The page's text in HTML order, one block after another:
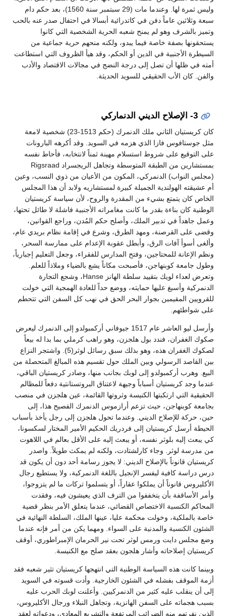
وليس ثمرة لها. وعندما مات (29 سبتمبر سنة 1560)، بعد حكم دام
سبعة وثلاثين عاماً دفن في كاتدرائية أبسالا في احتفال صدر عنه بالحب
وتميز بالشرف وهو لم يمنح شعبه الحرية الشخصية التي كانوا
يستحقونها بصفة خاصة فيما يبدو، ولكنه منحهم حرية جماعية من
السيطرة الأجنبية في الدين أو الحكم، وقد هيأ الظروف التي استطاعت
أمته في ظلها أن تصل إلى درجة النضج في مجالات الاقتصاد والأدب
والفن. كان الأب الحقيقي للسويد الحديثة.
3- الإصلاح الديني الدنماركي
كان كريستيان الثاني ملك الدنمرك (حكم 1513-23) شخصية لامعة
مثل جوستافوس فازا الذي هزمه في السويد. وقد أكرهه البارونات
على التوقيع على شروط استسلام مهينة ثمناً لانتخابه، فأحاط نفسه
بمستشارين من الطبقة المتوسطة وتجاهل الريجسراد Rigsraad
(مجلس النواب) الدنمركي، المكون من الأعيان من ذوي النسب، وعين
أم عشيقته الهولندية الجميلة كبيرة لمستشاريه ولابد أن هذا المجلس
الخاص كان يتمتع بشيء من المقدرة والروح، لأن سياسة كريستيان
الوطنية كان بناءة بقدر ما كانت مغامراته الأجنبية فاشلة لا طائل تحتها،
وعمل جاهداً في تدبير الملك، وأصلح حكم المُدن، وراجع القوانين،
وقضى على القرصنة، ومهد الطرق، وشرع في إقامة نظام بريدي عام،
وألغى أسوأ آفات الرق، وأبطل عقوبة الإعدام على ممارسة السحر،
ونظم الإعانة للمحتاجين، وفتح المدارس للفقراء، وجعل التعليم إجبارياً،
وطول جامعة كوبنهاجن، فأصبحت مكاناً يشع بالضياء وملاذاً للعلم.
وتعرض لعداء لويك بتقييد سلطة الهانز Hanse، وشجع التجارة
الدنمركية وأسبغ عليها حمايته، ووضع حداً للعادة الهمجية التي خولت
للقرويين المقيمين بجوار البحر الحق في نهب كل السفن التي تتحطم
على شواطئهم.
وأرسل ليو العاشر عام 1517 جيوفاني أركمبولدو إلى الدنمرك ليعرض
صكوك الغفران، فندد بول هلجزن، وهو راهب كرملي بما بدا له بيعاً
لصكوك الغفران هذه، وهو بذلك سبق رسائل لوثر(5). واشتجر النزاع
بين القاصد الرسولي وبين الملك حول تقسيم هذه المبالغ المتحصلة من
البيع. وهرب أركمبولدو إلى لوبك بجانب منها، وصادر كريستيان الباقي،
عندما وجد كريستيان أسباباً وجيهة لاعتناق البروتستانتية دفعاً للمظالم
الحقيقية التي ارتكبتها الكنيسة وثروتها القائمة، عين هلجزن في منصب
بجامعة كوبنهاجن، حيث تزعم أرازموس الدنمرك الفصيح هذا، إلى
حين، حركة للإصلاح الديني. وعندما تحول هلجزن إلى رجل يأخذ بأسباب
الحيطة أرسل كريستيان إلى فردريك الحكيم الأمير المختار لسكسونا،
كي يبعث إليه بلوثر نفسه، أو يبعث إليه على الأقل بعالم في اللاهوت
من مدرسة لوثر. وجاء كارلشتادت، ولكنه لم يمكث طويلاً. واصدر
كريستيان قانوناً بالإصلاح الديني: لا يجوز رسامة أحد دون أن يكون قد
درس دراسة كافية ليفسر الإنجيل باللغة الدنمركية، ولا يستطيع رجال
الأكليروس قانوناً أن يملكوا عقاراً، أو يتسلموا تركات ما لم يتزوجوا،
وأمر الأساقفة بأن يتخففوا من الترف الذي يعيشون فيه، وفقدت
المحاكم الكنسية الاختصاص القضائي، عندما يتعلق الأمر بنظر قضية
خاصة بالملكية، وخولت محكمة عليا، عينها الملك، السلطة النهائية في
الشئون الكنسية والمدنية على السواء. ومهما يكن من أمر فإنه عندما
وضع مجلس دايت ورمس لوثر تحت نير الحرمان الإمبراطوري، أوقف
كريستيان إصلاحاته وأشار هلجون بعقد صلح مع الكنيسة.
وبينما كانت هذه السياسة الوطنية التي انتهجها كريستيان تثير شعبه فقد
أزمة الموقف بفشله في الشئون الخارجية. وأدت قسوته في السويد
إلى أن ينقلب عليه كثير من الدنمركيين. وأعلنت لوبك الحرب عليه
بسبب هجماته على السفن الهانزية، وتجاهل النبلاء ورجال الأكليروس،
الذين نفرتهم منه الضرائب المرتفعة والتشريع المعادي، ودعواته لعقد